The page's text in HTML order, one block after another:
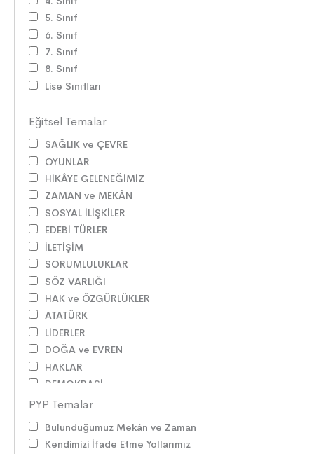
5. Sınıf
6. Sınıf
7. Sınıf
8. Sınıf
Lise Sınıfları
Eğitsel Temalar
SAĞLIK ve ÇEVRE
OYUNLAR
HİKÂYE GELENEĞİMİZ
ZAMAN ve MEKÂN
SOSYAL İLİŞKİLER
EDEBİ TÜRLER
İLETİŞİM
SORUMLULUKLAR
SÖZ VARLIĞI
HAK ve ÖZGÜRLÜKLER
ATATÜRK
LİDERLER
DOĞA ve EVREN
HAKLAR
DEMOKRASİ
BİLİM ve TEKNOLOJİ
DİLİMİZİN ZENGİNLİĞİ
PYP Temalar
Bulunduğumuz Mekân ve Zaman
Kendimizi İfade Etme Yollarımız